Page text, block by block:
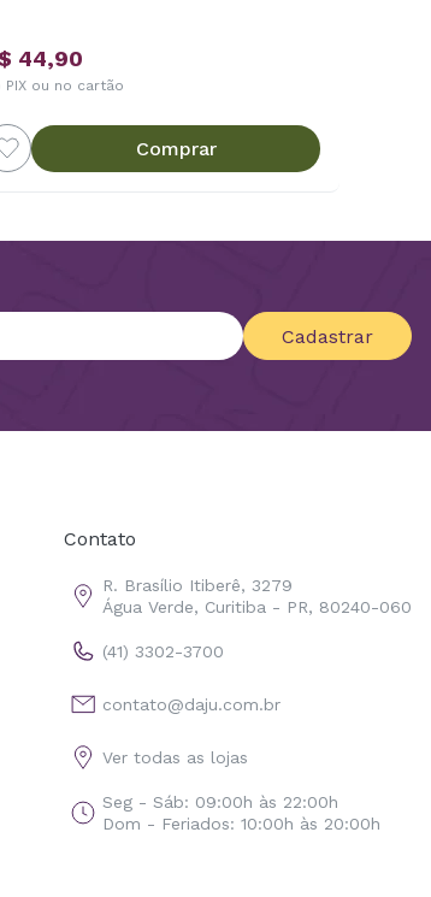
44,90
PIX ou no cartão
Comprar
Cadastrar
Contato
R. Brasílio Itiberê, 3279
Água Verde, Curitiba - PR, 80240-060
(41) 3302-3700
contato@daju.com.br
Ver todas as lojas
Seg - Sáb: 09:00h às 22:00h
Dom - Feriados: 10:00h às 20:00h